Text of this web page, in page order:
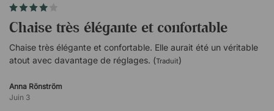
Chaise très élégante et confortable
Chaise très élégante et confortable. Elle aurait été un véritable
atout avec davantage de réglages. (Traduit)
Anna Rönström
Juin 3